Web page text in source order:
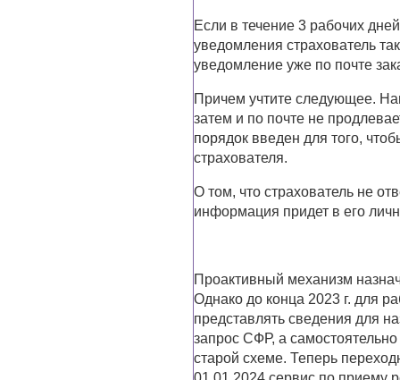
Если в течение 3 рабочих
уведомления страхователь
уведомление уже по почте
Причем учтите следующее.
затем и по почте не
порядок введен для того,
страхователя.
О том, что страхователь не
информация придет в его
Проактивный механизм
Однако до конца 2023 г. для
представлять сведения для
запрос СФР, а
старой схеме. Теперь